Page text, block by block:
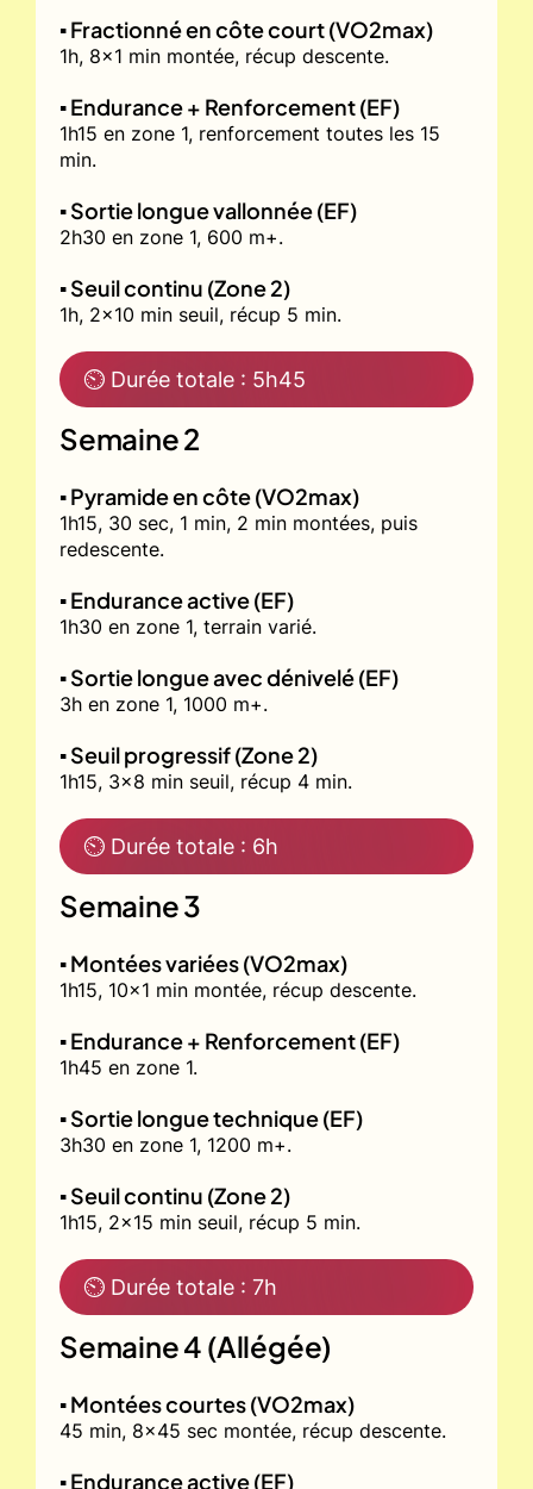
▪️ Fractionné en côte court (VO2max)
1h, 8x1 min montée, récup descente.
▪️ Endurance + Renforcement (EF)
1h15 en zone 1, renforcement toutes les 15
min.
▪️ Sortie longue vallonnée (EF)
2h30 en zone 1, 600 m+.
▪️ Seuil continu (Zone 2)
1h, 2x10 min seuil, récup 5 min.
⏲ Durée totale : 5h45
Semaine 2
▪️ Pyramide en côte (VO2max)
1h15, 30 sec, 1 min, 2 min montées, puis
redescente.
▪️ Endurance active (EF)
1h30 en zone 1, terrain varié.
▪️ Sortie longue avec dénivelé (EF)
3h en zone 1, 1000 m+.
▪️ Seuil progressif (Zone 2)
1h15, 3x8 min seuil, récup 4 min.
⏲ Durée totale : 6h
Semaine 3
▪️ Montées variées (VO2max)
1h15, 10x1 min montée, récup descente.
▪️ Endurance + Renforcement (EF)
1h45 en zone 1.
▪️ Sortie longue technique (EF)
3h30 en zone 1, 1200 m+.
▪️ Seuil continu (Zone 2)
1h15, 2x15 min seuil, récup 5 min.
⏲ Durée totale : 7h
Semaine 4 (Allégée)
▪️ Montées courtes (VO2max)
45 min, 8x45 sec montée, récup descente.
▪️ Endurance active (EF)